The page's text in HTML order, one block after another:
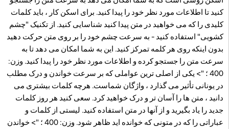
کنید تا اطلاعات مورد نظر خود را پیدا کنید. برای اسکن کار ، باید کلمات
کلیدی را که می خواهید در متن پیدا کنید شناسایی کنید. از تکنیک "چشم
کشویی" استفاده کنید - به سرعت چشم خود را بر روی متن حرکت دهید
بدون اینکه روی هر کلمه تمرکز کنید. این به شما امکان می دهد تا به
سرعت متن را جستجو کرده و اطلاعات مورد نظر خود را پیدا کنید. وزن:
400 ؛ "> یکی از اصلی ترین عواملی که بر سرعت خواندن و درک مطلب
در یونانی تأثیر می گذارد ، واژگان شماست. هرچه کلمات بیشتری می
دانید ، متن ها را آسان تر و درک خواهید کرد. سعی کنید هر روز کلمات
جدید را یاد بگیرید و از آنها در متن استفاده کنید. لیستی از کلمات و
عباراتی را که در متونی که خوانده اید ظاهر شود. وزن: 400 ؛ "> خواندن